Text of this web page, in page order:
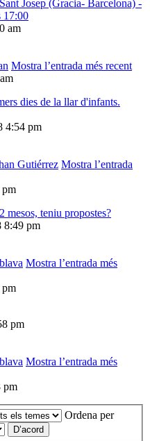
Josep (Gracia- Barcelona) -
17:00
am
Mostra l’entrada més recent
dies de la llar d'infants.
4:54 pm
Gutiérrez Mostra l’entrada
mesos, teniu propostes?
8:49 pm
Mostra l’entrada més
pm
pm
Mostra l’entrada més
pm
Ordena per